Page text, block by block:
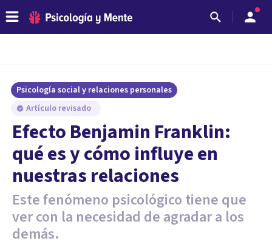
Psicología social y relaciones personales
Artículo revisado
Efecto Benjamin Franklin:
qué es y cómo influye en
nuestras relaciones
Este fenómeno psicológico tiene que
ver con la necesidad de agradar a los
demás.